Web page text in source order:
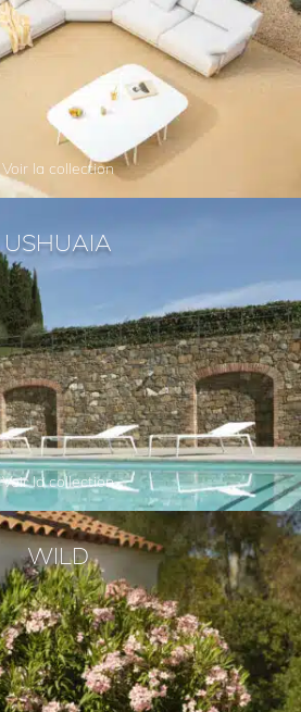
Voir la collection
USHUAIA
Voir la collection
WILD